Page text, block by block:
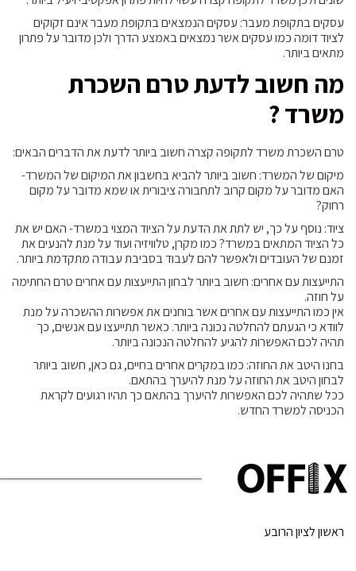
עסקים בתקופת מעבר: עסקים הנמצאים בתקופת מעבר אינם זקוקים
לציוד דומה כמו עסקים אשר נמצאים באמצע הדרך ולכן מדובר על פתרון
מתאים ביותר.
מה חשוב לדעת טרם השכרת
משרד ?
טרם השכרת משרד לתקופה קצרה חשוב ביותר לדעת את הדברים הבאים:
מיקום של המשרד: חשוב ביותר להביא בחשבון את המיקום של המשרד-
האם מדובר על מקום קרוב לתחבורה ציבורית או שמא מדובר על מקום
רחוק?
ציוד: נוסף על כך, יש לתת את הדעת על הציוד המצוי במשרד- האם יש את
כל הציוד המתאים במשרד? כמו מקרן, טלוויזיה ועוד על מנת להנעים את
זמנם של העובדים ולאפשר להם לעבוד בסביבת עבודה מתקדמת ביותר.
התייעצות עם אחרים: חשוב ביותר לבחון התייעצות עם אחרים טרם החתימה
על חוזה.
אין כמו התייעצות עם אחרים אשר בוחנים את אפשרות ההשכרה על מנת
לוודא כי הגעתם להחלטה נכונה ביותר. כאשר תתייעצו עם אנשים, כך
תהיה לכם האפשרות להגיע להחלטה הנכונה ביותר.
בחנו היטב את החוזה: כמו במקרים אחרים בחיים, גם כאן, חשוב ביותר
לבחון היטב את החוזה על מנת להיערך בהתאם.
ככל שתהיה לכם האפשרות להיערך בהתאם כך תהיו רגועים לקראת
הכניסה למשרד החדש.
ראשון לציון הרובע